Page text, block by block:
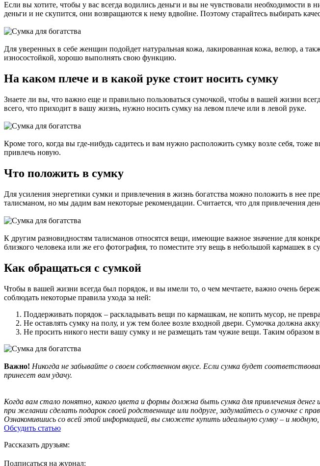
Если вы хотите, чтобы у вас всегда водились деньги и вы не чувствовали необходимости в
деньги и не скупится, они возвращаются к нему вдвойне. Поэтому старайтесь выбирать
Для уверенных в себе женщин подойдет натуральная кожа, лакированная кожа, велюр, а
износостойкой, хорошо выполнять свою функцию.
На каком плече и в какой руке стоит носить сумку
Знаете ли вы, что важно еще и правильно пользоваться сумочкой, чтобы в вашей жизни
всего, что приходит в вашу жизнь, нужно носить сумку на левом плече или в левой руке.
Кроме того, когда вы где-нибудь садитесь и вам нужно расположить сумку возле себя,
привлечь новую.
Что положить в сумку
Для усиления энергетики сумки и привлечения в жизнь богатства можно положить в нее
талисманом, но мы дадим вам некоторые рекомендации. Считается, что для привлечения
К другим разновидностям талисманов относятся вещи, имеющие важное значение для
близкого человека или же его фотография, то поместите эту вещь в небольшой кармашек в
Как обращаться с сумкой
Чтобы в вашей жизни всегда был порядок, и вы имели то, о чем мечтаете, важно очень
соблюдать некоторые правила ухода за ней:
Поддерживать порядок – раскладывать вещи по кармашкам, не копить мусор, не
Не оставлять сумку на полу, и уж тем более возле входной двери. Сумочка должна
Не просить никого нести вашу сумку и не размещать там чужие вещи. Таким образом
Важно! Никогда не забывайте о своем собственном вкусе. Если сумка будет
принесет вам удачу.
Когда вам стало понятно, какого цвета и формы должна быть сумка для привлечения
при желании сделать подарок своей родственнице или подруге, задумайтесь о сумочке с
Ознакомившись со всей этой информацией, вы сможете купить идеальную сумку – и
Обсудить статью
Рассказать друзьям:
Подписаться на журнал: